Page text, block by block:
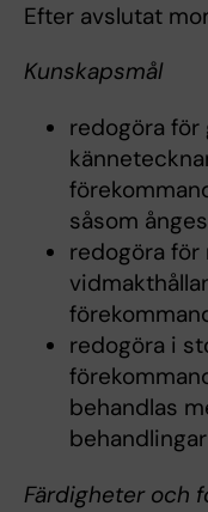
Efter avslutat
Kunskapsmål
redogöra för
såsom
redogöra
redogöra i
behandlas
behandlingar
Färdigheter och